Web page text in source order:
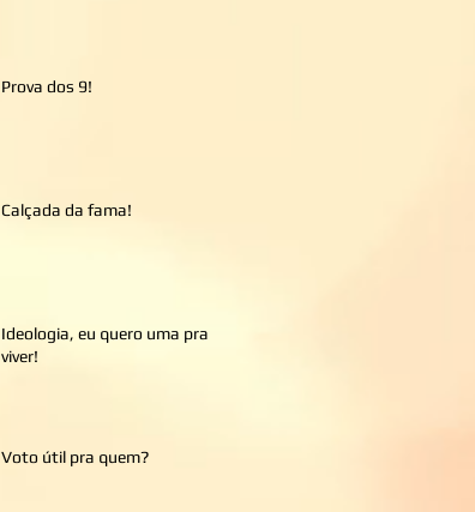
Prova dos 9!
Calçada da fama!
Ideologia, eu quero uma pra
viver!
Voto útil pra quem?